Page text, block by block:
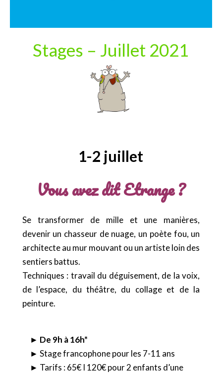
Stages – Juillet 2021
1-2 juillet
Vous avez dit Etrange ?
Se transformer de mille et une manières,
devenir un chasseur de nuage, un poète fou, un
architecte au mur mouvant ou un artiste loin des
sentiers battus.
Techniques : travail du déguisement, de la voix,
de l’espace, du théâtre, du collage et de la
peinture.
► De 9h à 16h*
► Stage francophone pour les 7-11 ans
► Tarifs : 65€ I 120€ pour 2 enfants d’une